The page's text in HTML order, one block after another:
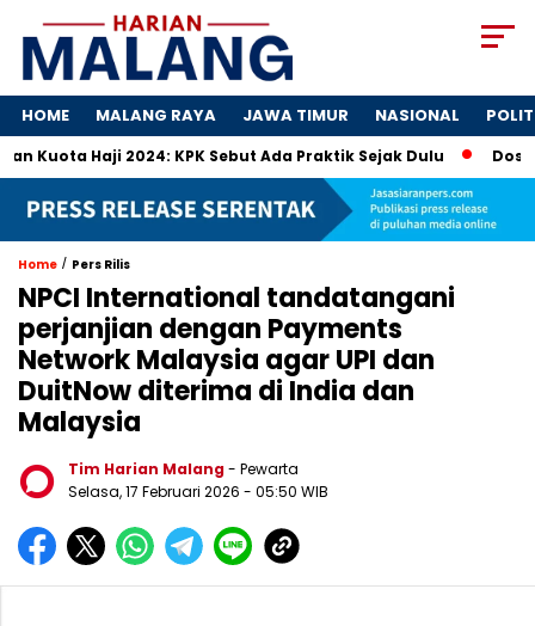
HOME MALANG RAYA JAWA TIMUR NASIONAL
Haji 2024: KPK Sebut Ada Praktik Sejak Dulu Dosa-Dosa
Home / Pers Rilis
NPCI International tandatangani
perjanjian dengan Payments
Network Malaysia agar UPI dan
DuitNow diterima di India dan
Malaysia
Tim Harian Malang- Pewarta
Selasa, 17 Februari 2026 - 05:50 WIB